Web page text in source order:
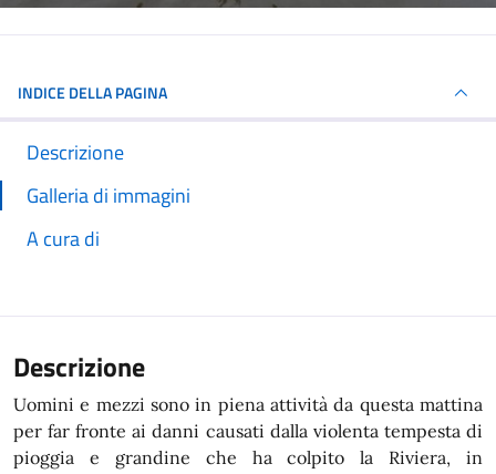
INDICE DELLA PAGINA
Descrizione
Galleria di immagini
A cura di
Descrizione
Uomini e mezzi sono in piena attività da questa mattina
per far fronte ai danni causati dalla violenta tempesta di
pioggia e grandine che ha colpito la Riviera, in